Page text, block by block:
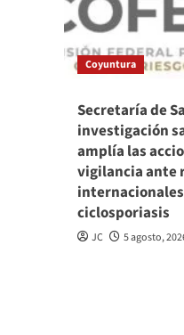
Coyuntura
Secretaría de
investigación
amplía las
vigilancia ante
ciclosporiasis
JC 5 agosto,